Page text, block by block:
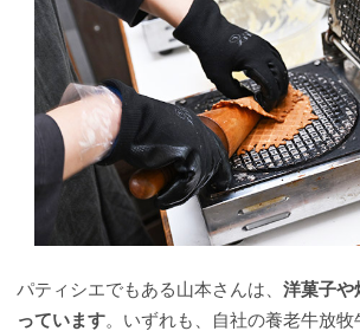
パティシエでもある山本さんは、 洋菓子や
っています。いずれも、自社の養老牛放牧